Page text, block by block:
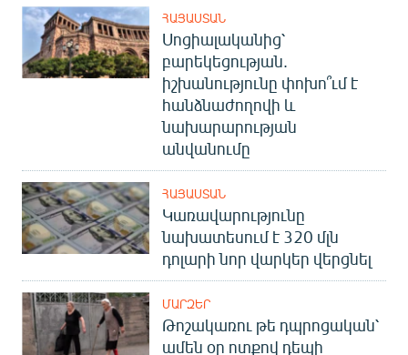
ՀԱՅԱՍՏԱՆ
Սոցիալականից՝
բարեկեցության.
իշխանությունը փոխո՞ւմ է
հանձնաժողովի և
նախարարության
անվանումը
ՀԱՅԱՍՏԱՆ
Կառավարությունը
նախատեսում է 320 մլն
դոլարի նոր վարկեր վերցնել
ՄԱՐԶԵՐ
Թոշակառու թե դպրոցական՝
ամեն օր ոտքով դեպի